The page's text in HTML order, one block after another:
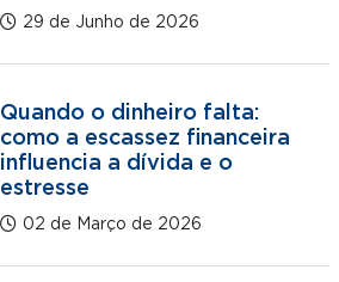
29 de Junho de 2026
Quando o dinheiro falta:
como a escassez financeira
influencia a dívida e o
estresse
02 de Março de 2026